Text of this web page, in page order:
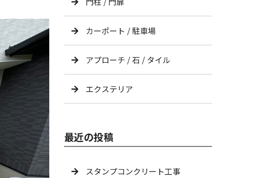
カーポート / 駐車場
アプローチ / 石 / タイル
エクステリア
最近の投稿
スタンプコンクリート工事